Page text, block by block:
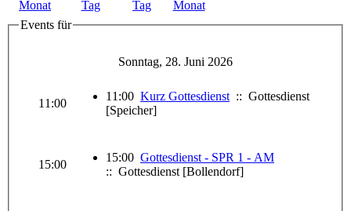
Events für
Sonntag, 28. Juni 2026
11:00
11:00 Kurz Gottesdienst :: Gottesdienst
[Speicher]
15:00
15:00 Gottesdienst - SPR 1 - AM
:: Gottesdienst [Bollendorf]